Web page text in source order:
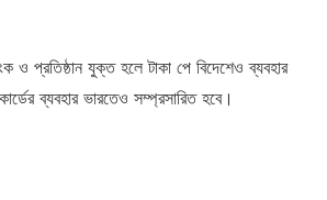
ও প্রতিষ্ঠান যুক্ত হলে টাকা পে বিদেশেও ব্যবহার
ব্যবহার ভারতেও সম্প্রসারিত হবে।